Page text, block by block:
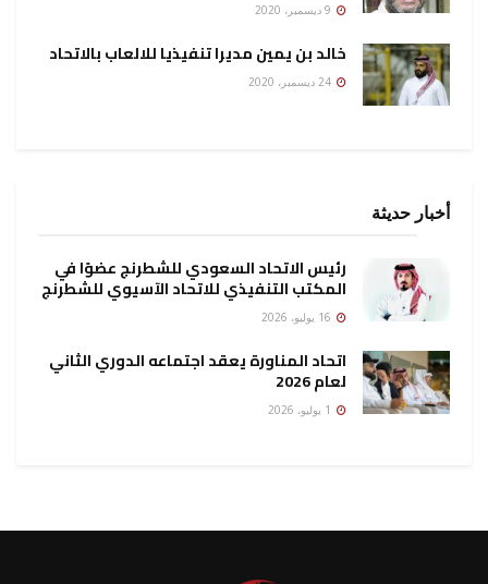
خالد بن يمين مديرا تنفيذيا للالعاب بالاتحاد
أخبار حديثة
رئيس الاتحاد السعودي للشطرنج عضوًا في
المكتب التنفيذي للاتحاد الآسيوي للشطرنج
اتحاد المناورة يعقد اجتماعه الدوري الثاني
لعام 2026